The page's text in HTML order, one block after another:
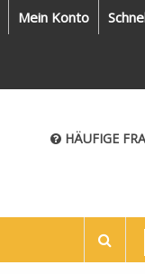
Mein Konto
HÄUFIGE